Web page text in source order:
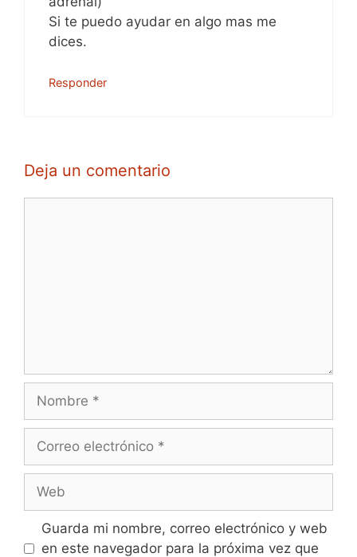
Si te puedo ayudar en algo mas me
dices.
Responder
Deja un comentario
Nombre
Correo
Web
Guarda mi nombre, correo electrónico y web
en este navegador para la próxima vez que